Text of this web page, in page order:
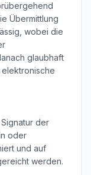
Übermittlung
wobei die
glaubhaft
elektronische
der
oder
und auf
werden.